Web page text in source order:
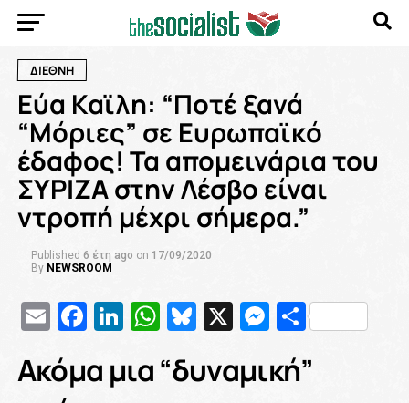
ΔΙΕΘΝΗ
Εύα Καϊλη: “Ποτέ ξανά
“Μόριες” σε Ευρωπαϊκό
έδαφος! Τα απομεινάρια του
ΣΥΡΙΖΑ στην Λέσβο είναι
ντροπή μέχρι σήμερα.”
Published 6 έτη ago on 17/09/2020
By NEWSROOM
EmailFacebook
LinkedIn
WhatsApp
Bluesky
X
Ακόμα μια “δυναμική”